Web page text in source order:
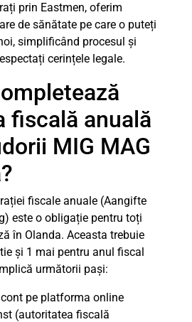
prin Eastmen, oferim
de sănătate pe care o puteți
simplificând procesul și
cerințele legale.
fiscală anuală
MIG MAG
fiscale anuale (Aangifte
este o obligație pentru toți
în Olanda. Aceasta trebuie
și 1 mai pentru anul fiscal
următorii pași:
pe platforma online
(autoritatea fiscală